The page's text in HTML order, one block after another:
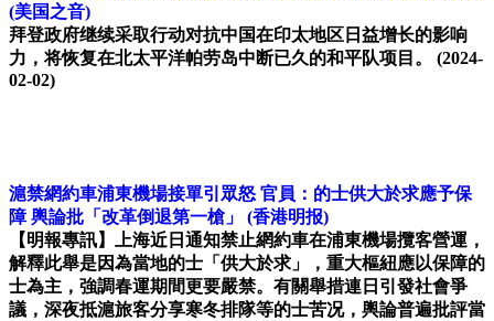
(美国之音)
拜登政府继续采取行动对抗中国在印太地区日益增长的影响
力，将恢复在北太平洋帕劳岛中断已久的和平队项目。
(2024-
02-02)
滬禁網約車浦東機場接單引眾怒 官員：的士供大於求應予保
障 輿論批「改革倒退第一槍」
(香港明报)
【明報專訊】上海近日通知禁止網約車在浦東機場攬客營運，
解釋此舉是因為當地的士「供大於求」，重大樞紐應以保障的
士為主，強調春運期間更要嚴禁。有關舉措連日引發社會爭
議，深夜抵滬旅客分享寒冬排隊等的士苦况，輿論普遍批評當